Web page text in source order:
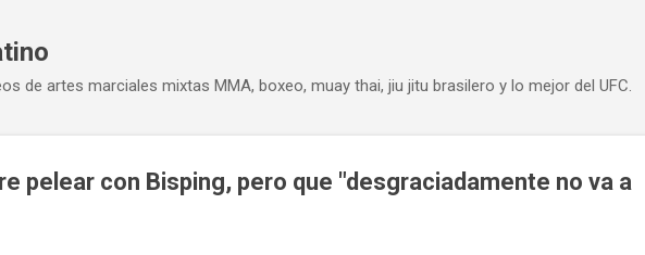
de artes marciales mixtas MMA, boxeo, muay thai, jiu jitu brasilero y lo mejor del UFC.
pelear con Bisping, pero que "desgraciadamente no va a